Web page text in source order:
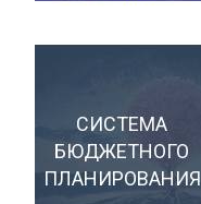
«UNILIGHT»
СИСТЕМА
БЮДЖЕТНОГО
ПЛАНИРОВАНИЯ